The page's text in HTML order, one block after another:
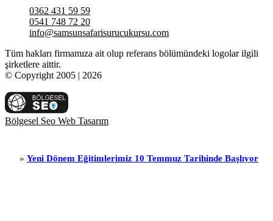
0362 431 59 59
0541 748 72 20
info@samsunsafarisurucukursu.com
Tüm hakları firmamıza ait olup referans bölümündeki logolar ilgili
şirketlere aittir.
© Copyright 2005 | 2026
Bölgesel Seo Web Tasarım
Dönem Eğitimlerimiz 10 Temmuz Tarihinde Başlıyor